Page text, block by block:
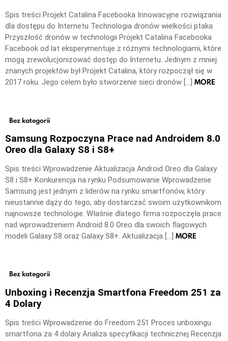
Spis treści Projekt Catalina Facebooka Innowacyjne rozwiązania
dla dostępu do Internetu Technologia dronów wielkości ptaka
Przyszłość dronów w technologii Projekt Catalina Facebooka
Facebook od lat eksperymentuje z różnymi technologiami, które
mogą zrewolucjonizować dostęp do Internetu. Jednym z mniej
znanych projektów był Projekt Catalina, który rozpoczął się w
2017 roku. Jego celem było stworzenie sieci dronów […] MORE
Bez kategorii
Samsung Rozpoczyna Prace nad Androidem 8.0
Oreo dla Galaxy S8 i S8+
Spis treści Wprowadzenie Aktualizacja Android Oreo dla Galaxy
S8 i S8+ Konkurencja na rynku Podsumowanie Wprowadzenie
Samsung jest jednym z liderów na rynku smartfonów, który
nieustannie dąży do tego, aby dostarczać swoim użytkownikom
najnowsze technologie. Właśnie dlatego firma rozpoczęła prace
nad wprowadzeniem Android 8.0 Oreo dla swoich flagowych
modeli Galaxy S8 oraz Galaxy S8+. Aktualizacja […] MORE
Bez kategorii
Unboxing i Recenzja Smartfona Freedom 251 za
4 Dolary
Spis treści Wprowadzenie do Freedom 251 Proces unboxingu
smartfona za 4 dolary Analiza specyfikacji technicznej Recenzja